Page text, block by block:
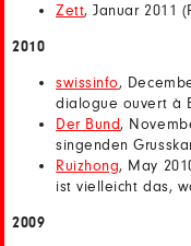
Zett, Januar 2011
2010
swissinfo,
dialogue ouvert à
Der Bund,
singenden
Ruizhong, May
ist vielleicht das,
2009